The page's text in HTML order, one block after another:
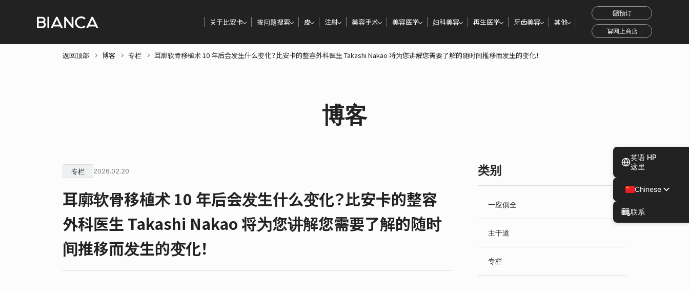
关于比安卡 按问题搜索 皮 注射 美容手术 美容医学 妇科美容 再生医学 牙齿美容 其他
预订
网上商店
返回顶部 博客 专栏 耳廓软骨移植术 10 年后会发生什么变化？比安卡的整容外科医生 Takashi Nakao 将为您讲解您需要了解的随时间推移而发生的变化！
博客
专栏 2026.02.20
耳廓软骨移植术 10 年后会发生什么变化？比安卡的整容
外科医生 Takashi Nakao 将为您讲解您需要了解的随时
间推移而发生的变化！
类别
一应俱全
主干道
专栏
英语 HP
这里
Chinese
Spanish
联系